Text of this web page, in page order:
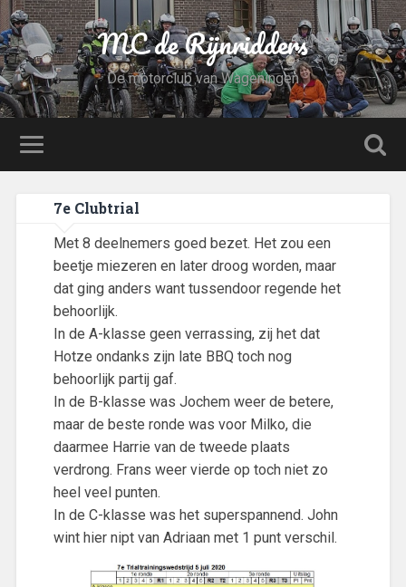
MC de Rijnridders
De motorclub van Wageningen
7e Clubtrial
Met 8 deelnemers goed bezet. Het zou een
beetje miezeren en later droog worden, maar
dat ging anders want tussendoor regende het
behoorlijk.
In de A-klasse geen verrassing, zij het dat
Hotze ondanks zijn late BBQ toch nog
behoorlijk partij gaf.
In de B-klasse was Jochem weer de betere,
maar de beste ronde was voor Milko, die
daarmee Harrie van de tweede plaats
verdrong. Frans weer vierde op toch niet zo
heel veel punten.
In de C-klasse was het superspannend. John
wint hier nipt van Adriaan met 1 punt verschil.